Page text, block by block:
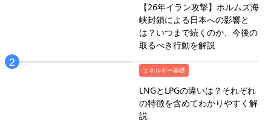
【26年イラン攻撃】ホルムズ海
峡封鎖による日本への影響と
は？いつまで続くのか、今後の
取るべき行動を解説
エネルギー基礎
LNGとLPGの違いは？それぞれ
の特徴を含めてわかりやすく解
説